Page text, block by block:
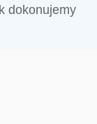
dokonujemy